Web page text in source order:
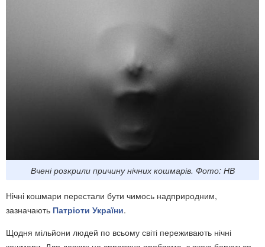
Вчені розкрили причину нічних кошмарів. Фото: НВ
Нічні кошмари перестали бути чимось надприродним,
зазначають Патріоти України.
Щодня мільйони людей по всьому світі переживають нічні